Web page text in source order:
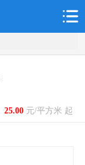
25.00元/平方米 起